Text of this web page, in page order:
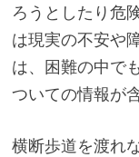
ろうとしたり危
は現実の不安や
は、困難の中で
ついての情報が
横断歩道を渡れ